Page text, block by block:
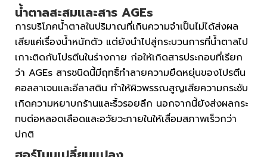
น้ำตาลสะสมและสาร AGEs
การบริโภคน้ำตาลในปริมาณที่เกินความจำเป็นไม่ได้ส่งผล
เสียแค่เรื่องน้ำหนักตัว แต่ยังนำไปสู่กระบวนการที่น้ำตาลไป
เกาะติดกับโปรตีนในร่างกาย ก่อให้เกิดสารประกอบที่เรียก
ว่า AGEs สารชนิดนี้มีฤทธิ์ทำลายความยืดหยุ่นของโปรตีน
คอลลาเจนและอีลาสติน ทำให้ผิวพรรณสูญเสียความกระชับ
เกิดความหยาบกร้านและริ้วรอยลึก นอกจากนี้ยังส่งผลกระ
ทบต่อหลอดเลือดและอวัยวะภายในให้เสื่อมสภาพเร็วกว่า
ปกติ